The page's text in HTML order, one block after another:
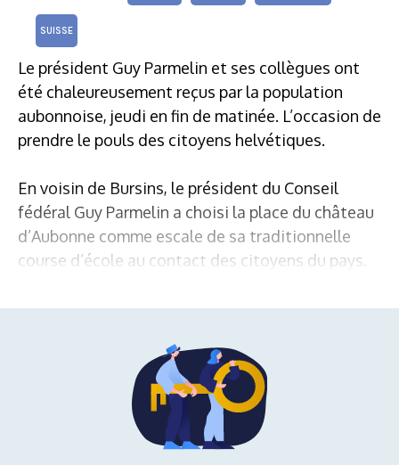
SUISSE
Le président Guy Parmelin et ses collègues ont
été chaleureusement reçus par la population
aubonnoise, jeudi en fin de matinée. L’occasion de
prendre le pouls des citoyens helvétiques.
En voisin de Bursins, le président du Conseil
fédéral Guy Parmelin a choisi la place du château
d’Aubonne comme escale de sa traditionnelle
course d’école au contact des citoyens du pays.